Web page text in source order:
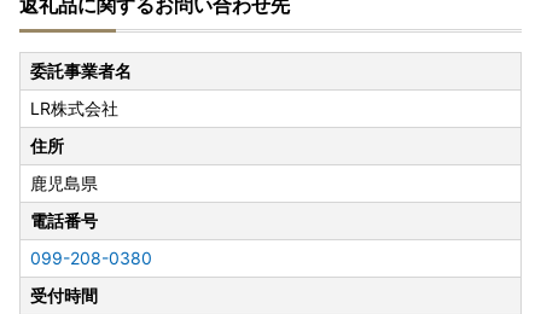
お届けまで通常よりお時間をいただく場合がございますの
で、
何卒ご理解賜りますようお願い申し上げます。
【寄附者様ご都合での受取不可について】
事前にお申し出のない長期不在等、寄附者様のご都合により
お受け取りいただけなかった場合は、理由の如何を問わず再
発送はいたしかねます。
お受け取りができない期間がある場合は、必ず事前にお問い
合わせ先までご連絡ください。
【「申込者情報」を「住民票」と同じにしてください】
返礼品に関するお問い合わせ先
委託事業者名
LR株式会社
住所
鹿児島県
電話番号
099-208-0380
受付時間